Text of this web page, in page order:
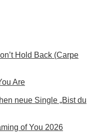
Hold Back (Carpe
Are
neue Single „Bist du
of You 2026